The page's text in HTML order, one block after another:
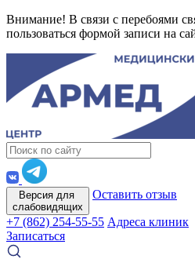
Внимание! В связи с перебоями
пользоваться формой записи на
Версия для
слабовидящих
Оставить отзыв
+7 (862) 254-55-55 Адреса клиник
Записаться